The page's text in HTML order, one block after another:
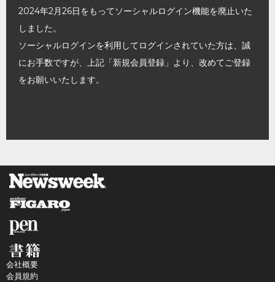
2024年2月26日をもってソーシャルログイン機能を廃止いた
しました。
ソーシャルログインを利用してログインされていた方は、誠
にお手数ですが、上記「新規会員登録」より、改めてご登録
をお願いいたします。
会社概要
会員規約